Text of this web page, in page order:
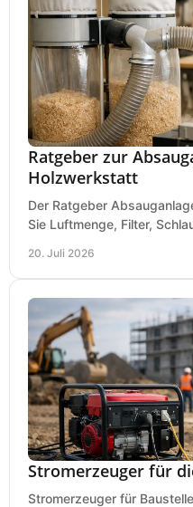
Ratgeber zur
Holzwerkstatt
Der Ratgeber
Sie Luftmenge, Filter,
20. Juli 2026
Stromerzeuger für
Stromerzeuger für